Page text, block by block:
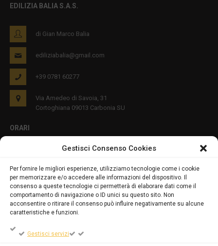
Gestisci Consenso Cookies
Per fornire le migliori esperienze, utilizziamo tecnologie come i cookie
per memorizzare e/o accedere alle informazioni del dispositivo. Il
consenso a queste tecnologie ci permetterà di elaborare dati come il
comportamento di navigazione o ID unici su questo sito. Non
acconsentire o ritirare il consenso può influire negativamente su alcune
caratteristiche e funzioni.
Gestisci servizi
EDILIZIA BALIA S.A.S.
di Gian Marco Balia
ediliziabalia@gmail.com
+39 0781 60277
Via Amedeo di Savoia, 31
Cortoghiana 09013 Carbonia SU
ORARI
PRIVACY E COOKIES
DICHIARAZIONE SULLA PRIVACY (UE)
COOKIE POLICY (UE)